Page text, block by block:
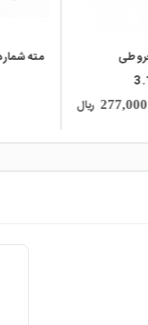
277,000 ریال
مته